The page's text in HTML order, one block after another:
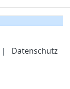
| Datenschutz